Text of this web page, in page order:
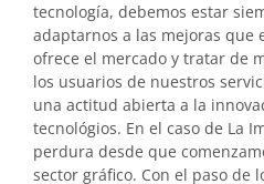
tecnología, debemos estar
adaptarnos a las mejoras que
ofrece el mercado y tratar de
los usuarios de nuestros
una actitud abierta a la
tecnológios. En el caso de La
perdura desde que
sector gráfico. Con el paso de